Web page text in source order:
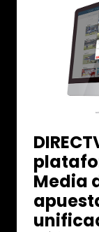
Media